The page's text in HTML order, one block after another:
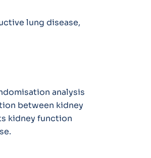
lung disease,
analysis
between kidney
kidney function